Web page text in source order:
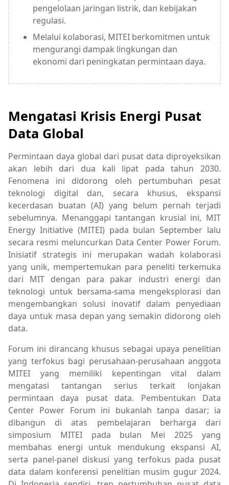
pengelolaan jaringan listrik, dan kebijakan
regulasi.
Melalui kolaborasi, MITEI berkomitmen untuk
mengurangi dampak lingkungan dan
ekonomi dari peningkatan permintaan daya.
Mengatasi Krisis Energi Pusat
Data Global
Permintaan daya global dari pusat data diproyeksikan
akan lebih dari dua kali lipat pada tahun 2030.
Fenomena ini didorong oleh pertumbuhan pesat
teknologi digital dan, secara khusus, ekspansi
kecerdasan buatan (AI) yang belum pernah terjadi
sebelumnya. Menanggapi tantangan krusial ini, MIT
Energy Initiative (MITEI) pada bulan September lalu
secara resmi meluncurkan Data Center Power Forum.
Inisiatif strategis ini merupakan wadah kolaborasi
yang unik, mempertemukan para peneliti terkemuka
dari MIT dengan para pakar industri energi dan
teknologi untuk bersama-sama mengeksplorasi dan
mengembangkan solusi inovatif dalam penyediaan
daya untuk masa depan yang semakin didorong oleh
data.
Forum ini dirancang khusus sebagai upaya penelitian
yang terfokus bagi perusahaan-perusahaan anggota
MITEI yang memiliki kepentingan vital dalam
mengatasi tantangan serius terkait lonjakan
permintaan daya pusat data. Pembentukan Data
Center Power Forum ini bukanlah tanpa dasar; ia
dibangun di atas pembelajaran berharga dari
simposium MITEI pada bulan Mei 2025 yang
membahas energi untuk mendukung ekspansi AI,
serta panel-panel diskusi yang terfokus pada pusat
data dalam konferensi penelitian musim gugur 2024.